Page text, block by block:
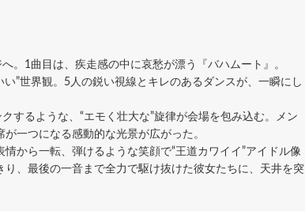
。1曲目は、疾走感の中に哀愁が漂う『バハムート』。
”世界観。5人の鋭い視線とキレのあるダンスが、一瞬にし
するような、“エモく壮大な”旋律が会場を包み込む。メン
一つになる感動的な光景が広がった。
から一転、弾けるような笑顔で“王道カワイイ”アイドル像
、最後の一音まで全力で駆け抜けた彼女たちに、天井を突